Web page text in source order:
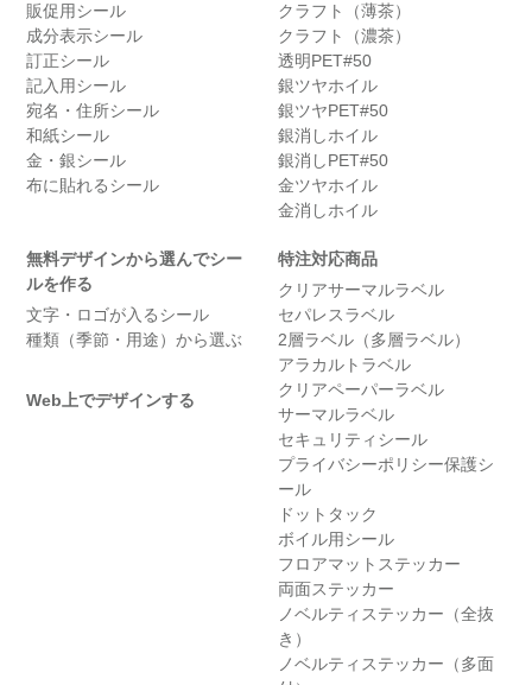
販促用シール
成分表示シール
訂正シール
記入用シール
宛名・住所シール
和紙シール
金・銀シール
布に貼れるシール
クラフト（薄茶）
クラフト（濃茶）
透明PET#50
銀ツヤホイル
銀ツヤPET#50
銀消しホイル
銀消しPET#50
金ツヤホイル
金消しホイル
無料デザインから選んでシー
ルを作る
文字・ロゴが入るシール
種類（季節・用途）から選ぶ
Web上でデザインする
特注対応商品
クリアサーマルラベル
セパレスラベル
2層ラベル（多層ラベル）
アラカルトラベル
クリアペーパーラベル
サーマルラベル
セキュリティシール
プライバシーポリシー保護シ
ール
ドットタック
ボイル用シール
フロアマットステッカー
両面ステッカー
ノベルティステッカー（全抜
き）
ノベルティステッカー（多面